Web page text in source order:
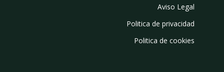
Aviso Legal
Politica de privacidad
Politica de cookies